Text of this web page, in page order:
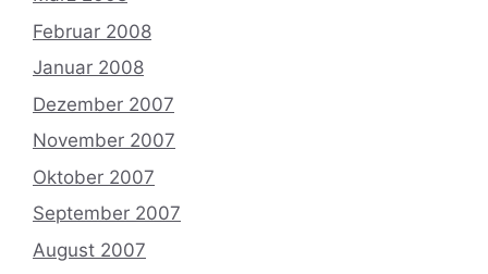
Februar 2008
Januar 2008
Dezember 2007
November 2007
Oktober 2007
September 2007
August 2007